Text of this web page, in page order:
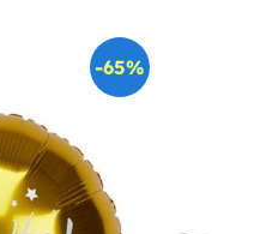
-65%